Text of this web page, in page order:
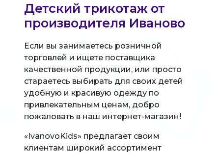
Детский трикотаж от
производителя Иваново
Если вы занимаетесь розничной
торговлей и ищете поставщика
качественной продукции, или просто
стараетесь выбирать для своих детей
удобную и красивую одежду по
привлекательным ценам, добро
пожаловать в наш интернет-магазин!
«IvanovoKids» предлагает своим
клиентам широкий ассортимент